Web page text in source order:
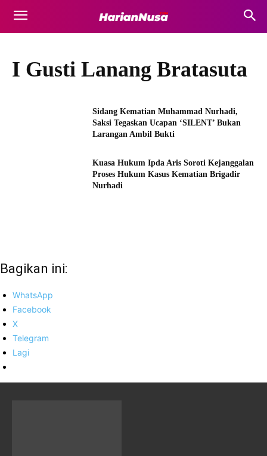
I Gusti Lanang Bratasuta
Sidang Kematian Muhammad Nurhadi,
Saksi Tegaskan Ucapan ‘SILENT’ Bukan
Larangan Ambil Bukti
Kuasa Hukum Ipda Aris Soroti Kejanggalan
Proses Hukum Kasus Kematian Brigadir
Nurhadi
Bagikan ini:
WhatsApp
Facebook
X
Telegram
Lagi